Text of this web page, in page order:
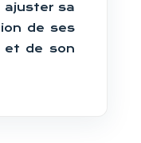
ajuster sa
de ses
et de son